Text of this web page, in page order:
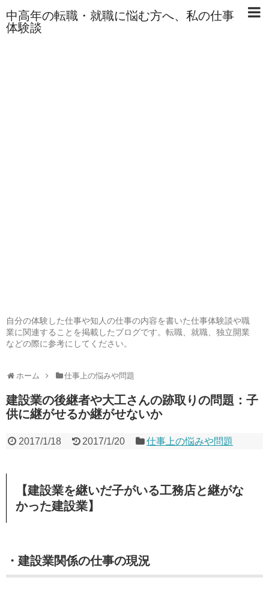
中高年の転職・就職に悩む方へ、私の仕事
体験談
自分の体験した仕事や知人の仕事の内容を書いた仕事体験談や職
業に関連することを掲載したブログです。転職、就職、独立開業
などの際に参考にしてください。
ホーム 仕事上の悩みや問題
建設業の後継者や大工さんの跡取りの問題：子
供に継がせるか継がせないか
2017/1/18 2017/1/20 仕事上の悩みや問題
【建設業を継いだ子がいる工務店と継がな
かった建設業】
・建設業関係の仕事の現況